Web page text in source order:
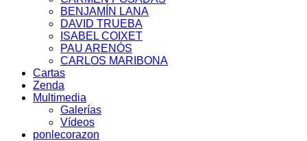
BENJAMÍN LANA
DAVID TRUEBA
ISABEL COIXET
PAU ARENÓS
CARLOS MARIBONA
Cartas
Zenda
Multimedia
Galerías
Vídeos
ponlecorazon